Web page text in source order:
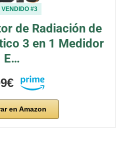
VENDIDO #3
de Radiación de
3 en 1 Medidor
E…
en Amazon